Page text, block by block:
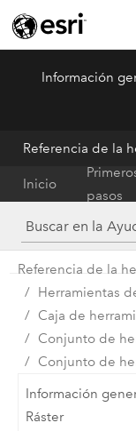
ArcGIS Pro Menu
Información
Referencia de la
Inicio
pasos
Referencia de la
Herramientas
Caja de
Conjunto de
Conjunto de
Información
Ráster